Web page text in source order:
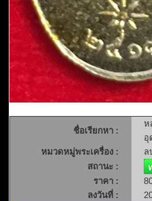
ชื่อเรียกหา :
ห
อุ
หมวดหมู่พระเครื่อง :
ล
สถานะ :
ราคา :
ลงวันที่ :